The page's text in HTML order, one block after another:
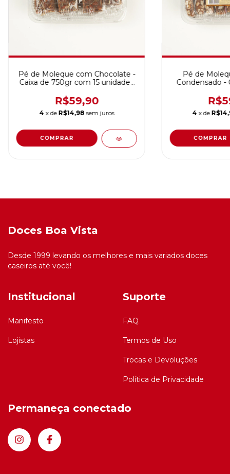
Pé de Moleque com Chocolate -
Caixa de 750gr com 15 unidades
R$59,90
4 x de R$14,98 sem juros
Pé de
Condensado -
4 x de
Doces Boa Vista
Desde 1999 levando os melhores e mais variados doces
caseiros até você!
Institucional
Manifesto
Lojistas
Suporte
FAQ
Termos de Uso
Trocas e Devoluções
Política de Privacidade
Permaneça conectado